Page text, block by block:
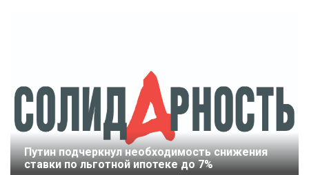
Путин подчеркнул необходимость снижения
ставки по льготной ипотеке до 7%